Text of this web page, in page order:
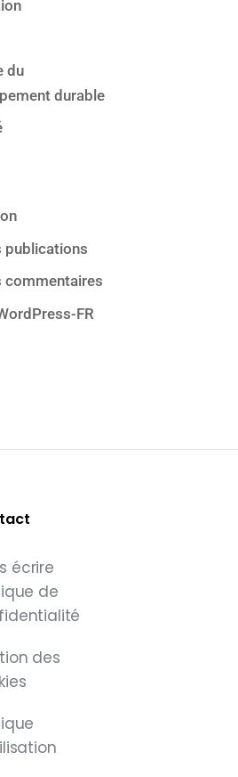
du
durable
publications
commentaires
FR
écrire
de
des